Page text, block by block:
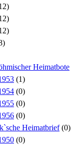
Heimatbote
(1)
(0)
(0)
(0)
Heimatbrief (0)
(0)